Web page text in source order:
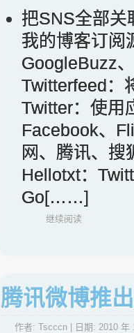
把SNS全部关
我的博客订阅
GoogleBuzz
Twitterfeed：
Twitter：使用
Facebook、
网、腾讯、搜
Hellotxt：
Go[……]
继续阅读
腾讯微博推
作者: Tscccn | 日期: 2010 年